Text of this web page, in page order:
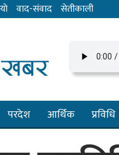
वाद-संवाद सेतीकाली
परदेश आर्थिक प्रविधि